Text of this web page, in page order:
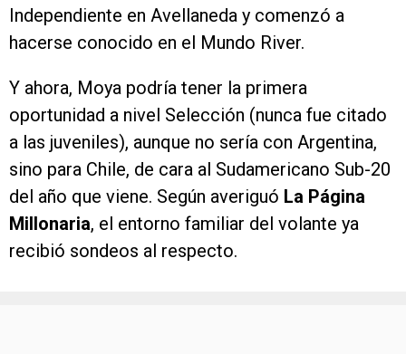
Independiente en Avellaneda y comenzó a
hacerse conocido en el Mundo River.
Y ahora, Moya podría tener la primera
oportunidad a nivel Selección (nunca fue citado
a las juveniles), aunque no sería con Argentina,
sino para Chile, de cara al Sudamericano Sub-20
del año que viene. Según averiguó La Página
Millonaria, el entorno familiar del volante ya
recibió sondeos al respecto.